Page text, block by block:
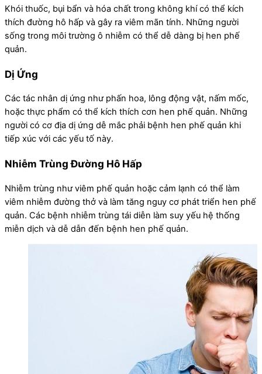
Khói thuốc, bụi bẩn và hóa chất trong không khí có thể kích
thích đường hô hấp và gây ra viêm mãn tính. Những người
sống trong môi trường ô nhiễm có thể dễ dàng bị hen phế
quản.
Dị Ứng
Các tác nhân dị ứng như phấn hoa, lông động vật, nấm mốc,
hoặc thực phẩm có thể kích thích cơn hen phế quản. Những
người có cơ địa dị ứng dễ mắc phải bệnh hen phế quản khi
tiếp xúc với các yếu tố này.
Nhiễm Trùng Đường Hô Hấp
Nhiễm trùng như viêm phế quản hoặc cảm lạnh có thể làm
viêm nhiễm đường thở và làm tăng nguy cơ phát triển hen phế
quản. Các bệnh nhiễm trùng tái diễn làm suy yếu hệ thống
miễn dịch và dễ dẫn đến bệnh hen phế quản.